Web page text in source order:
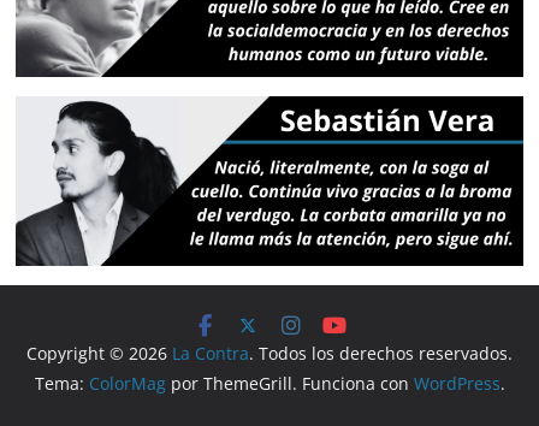
Copyright © 2026 La Contra. Todos los derechos reservados.
Tema: ColorMagpor ThemeGrill. Funciona con WordPress.